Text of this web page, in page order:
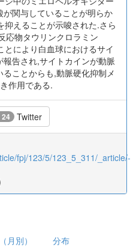
関与していることが明らか
えることが示唆された.さら
応物タウリンクロラミン
とにより白血球におけるサイ
報告され,サイトカインが動脈
ことからも,動脈硬化抑制メ
作用である.
24 Twitter
fpj/123/5/123_5_311/_article/-
月別） 分布